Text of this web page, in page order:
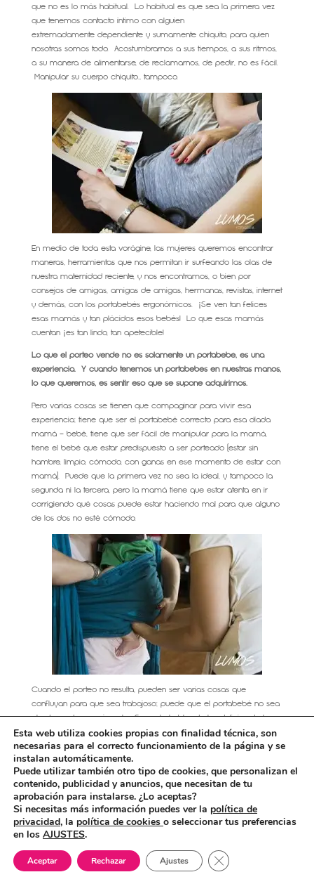
que no es lo más habitual. Lo habitual es que sea la primera vez
que tenemos contacto íntimo con alguien
extremadamente dependiente y sumamente chiquito, para quien
nosotras somos todo. Acostumbrarnos a sus tiempos, a sus ritmos,
a su manera de alimentarse, de reclamarnos, de pedir, no es fácil.
Manipular su cuerpo chiquito… tampoco.
En medio de toda esta vorágine, las mujeres queremos encontrar
maneras, herramientas que nos permitan ir surfeando las olas de
nuestra maternidad reciente, y nos encontramos, o bien por
consejos de amigas, amigas de amigas, hermanas, revistas, internet
y demás, con los portabebés ergonómicos. ¡Se ven tan felices
esas mamás y tan plácidos esos bebés! Lo que esas mamás
cuentan ¡es tan lindo, tan apetecible!
Lo que el porteo vende no es solamente un portabebé, es una
experiencia. Y cuando tenemos un portabebés en nuestras manos,
lo que queremos, es sentir eso que se supone adquirimos.
Pero varias cosas se tienen que compaginar para vivir esa
experiencia; tiene que ser el portabebé correcto para esa díada
mamá – bebé, tiene que ser fácil de manipular para la mamá,
tiene el bebé que estar predispuesto a ser porteado (estar sin
hambre, limpio, cómodo, con ganas en ese momento de estar con
mamá). Puede que la primera vez no sea la ideal, y tampoco la
segunda ni la tercera, pero la mamá tiene que estar atenta en ir
corrigiendo qué cosas puede estar haciendo mal para que alguno
de los dos no esté cómodo.
Cuando el porteo no resulta, pueden ser varias cosas que
confluyan para que sea trabajoso; puede que el portabebé no sea
el adecuado, por ejemplo. Se suele hablar de las delicias de los
fulares, pero éstos no son todos iguales, ni tienen todos las mismas
características, ni se usan de una única manera, ni se sienten igual
según la edad de tu bebé o niño. Siempre hay opciones diferentes
por explorar, que nos dan distintas experiencias. Y lo mismo
podríamos decir de las bandoleras, los meitais, las mochilas…
También es muy frecuente que la gente recomiende portabebés
por todas sus bondades, pero luego, cuando se los ve portear en
vivo y en directo, no cumplen para nada con todo lo que se
supone quieren fomentar. En estos casos, ¿el porteo es realmente
positivo? ¿Qué opinan ustedes que sentirán estos dos bebés, por
Esta web utiliza cookies propias con finalidad técnica, son
necesarias para el correcto funcionamiento de la página y se
instalan automáticamente.
Puede utilizar también otro tipo de cookies, que personalizan el
contenido, publicidad y anuncios, que necesitan de tu
aprobación para instalarse. ¿Lo aceptas?
Si necesitas más información puedes ver la política de
privacidad, la política de cookies o seleccionar tus preferencias
en los AJUSTES.
Aceptar Rechazar Ajustes Cerrar el banner de